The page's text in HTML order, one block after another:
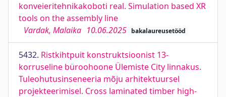
konveieritehnikakoboti real. Simulation based XR
tools on the assembly line
Vardak, Malaika 10.06.2025 bakalaureusetööd
5432. Ristkihtpuit konstruktsioonist 13-
korruseline büroohoone Ülemiste City linnakus.
Tuleohutusinseneeria mõju arhitektuursel
projekteerimisel. Cross laminated timber high-